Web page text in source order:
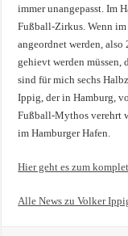
immer unangepasst. Im
Fußball-Zirkus. Wenn im
angeordnet werden,
gehievt werden müssen,
sind für mich sechs
Ippig, der in Hamburg,
Fußball-Mythos verehrt
im Hamburger Hafen.
Hier geht es zum
Alle News zu Volker